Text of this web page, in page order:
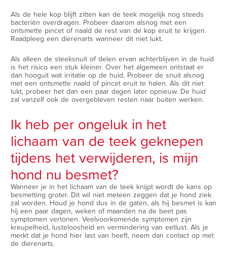
Als de hele kop blijft zitten kan de teek mogelijk nog steeds
bacteriën overdragen. Probeer daarom alsnog met een
ontsmette pincet of naald de rest van de kop eruit te krijgen.
Raadpleeg een dierenarts wanneer dit niet lukt.
Als alleen de steeksnuit of delen ervan achterblijven in de huid
is het risico een stuk kleiner. Over het algemeen ontstaat er
dan hooguit wat irritatie op de huid. Probeer de snuit alsnog
met een ontsmette naald of pincet eruit te halen. Als dit niet
lukt, probeer het dan een paar dagen later opnieuw. De huid
zal vanzelf ook de overgebleven resten naar buiten werken.
Ik heb per ongeluk in het
lichaam van de teek geknepen
tijdens het verwijderen, is mijn
hond nu besmet?
Wanneer je in het lichaam van de teek knijpt wordt de kans op
besmetting groter. Dit wil niet meteen zeggen dat je hond ziek
zal worden. Houd je hond dus in de gaten, als hij besmet is kan
hij een paar dagen, weken of maanden na de beet pas
symptomen vertonen. Veelvoorkomende symptomen zijn
kreupelheid, lusteloosheid en vermindering van eetlust. Als je
merkt dat je hond hier last van heeft, neem dan contact op met
de dierenarts.